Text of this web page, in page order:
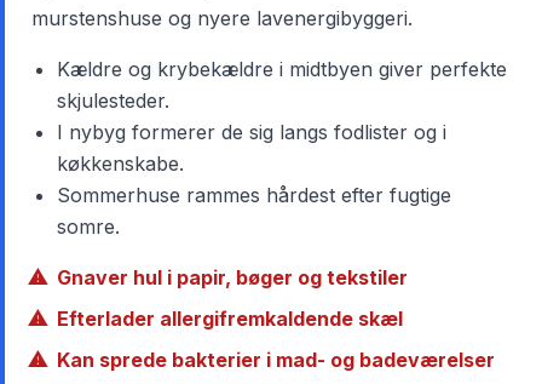
murstenshuse og nyere lavenergibyggeri.
Kældre og krybekældre i midtbyen giver perfekte
skjulesteder.
I nybyg formerer de sig langs fodlister og i
køkkenskabe.
Sommerhuse rammes hårdest efter fugtige
somre.
Gnaver hul i papir, bøger og tekstiler
Efterlader allergifremkaldende skæl
Kan sprede bakterier i mad- og badeværelser